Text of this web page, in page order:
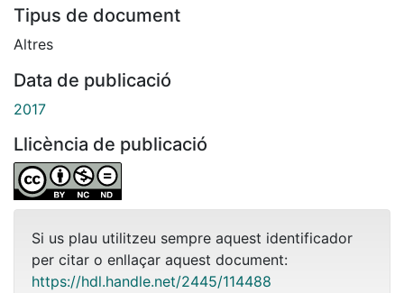
Tipus de document
Altres
Data de publicació
2017
Llicència de publicació
Si us plau utilitzeu sempre aquest identificador
per citar o enllaçar aquest document:
https://hdl.handle.net/2445/114488